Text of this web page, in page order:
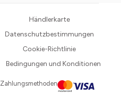
Händlerkarte
Datenschutzbestimmungen
Cookie-Richtlinie
Bedingungen und Konditionen
Zahlungsmethoden